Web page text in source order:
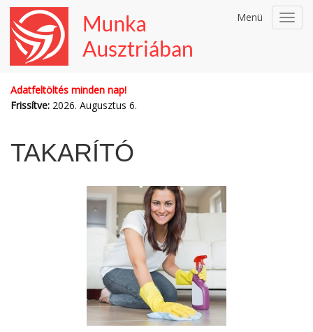
Menü
Adatfeltöltés minden nap!
Frissítve: 2026. Augusztus 6.
TAKARÍTÓ